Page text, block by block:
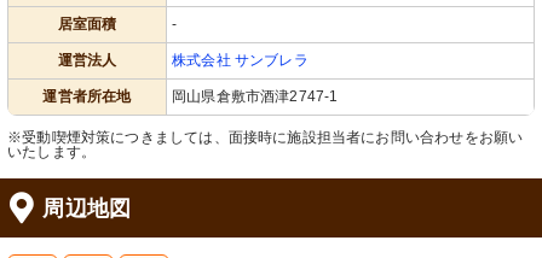
居室面積 -
運営法人 株式会社 サンブレラ
運営者所在地 岡山県倉敷市酒津2747-1
※受動喫煙対策につきましては、面接時に施設担当者にお問い合わせをお願い
いたします。
周辺地図